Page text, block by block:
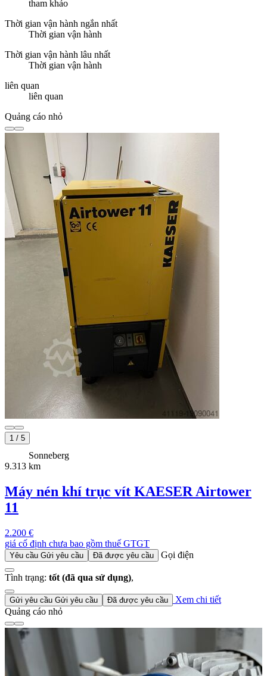
tham khảo
Thời gian vận hành ngắn nhất
Thời gian vận hành
Thời gian vận hành lâu nhất
Thời gian vận hành
liên quan
liên quan
Quảng cáo nhỏ
1 / 5
Sonneberg
9.313 km
Máy nén khí trục vít KAESER Airtower
11
2.200 €
giá cố định chưa bao gồm thuế GTGT
Yêu cầu Gửi yêu cầu Đã được yêu cầu Gọi điện
Tình trạng: tốt (đã qua sử dụng),
Gửi yêu cầu Gửi yêu cầu Đã được yêu cầu
Xem chi tiết
Quảng cáo nhỏ